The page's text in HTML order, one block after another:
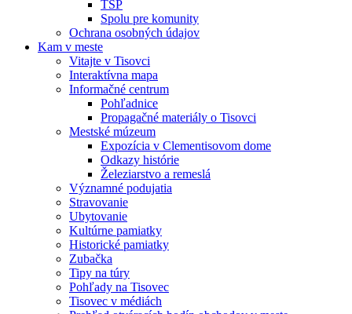
TSP
Spolu pre komunity
Ochrana osobných údajov
Kam v meste
Vitajte v Tisovci
Interaktívna mapa
Informačné centrum
Pohľadnice
Propagačné materiály o Tisovci
Mestské múzeum
Expozícia v Clementisovom dome
Odkazy histórie
Železiarstvo a remeslá
Významné podujatia
Stravovanie
Ubytovanie
Kultúrne pamiatky
Historické pamiatky
Zubačka
Tipy na túry
Pohľady na Tisovec
Tisovec v médiách